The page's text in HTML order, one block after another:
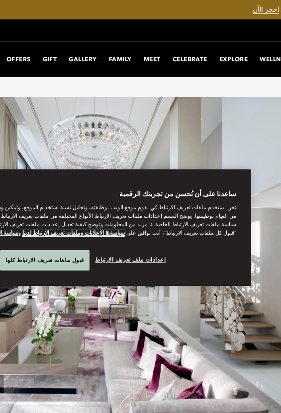
احجز الآن
EXPLORE
CELEBRATE
MEET
FAMILY
GALLERY
GIFT
OFFERS
ساعدنا على أن نُحسن من تجربتك الرقمية
نحن نستخدم ملفات تعريف الارتباط كي يقوم موقع الويب بوظيفته، وتحليل نسبة استخدام الموقع، وتمكين
من القيام بوظيفتها. يوضح القسم إعدادات ملفات تعريف الارتباط الأنواع المختلفة من ملفات تعريف
سياسة ملفات تعريف الارتباط الخاصة بنا مزيد من المعلومات وتوضح كيفية تعديل إعدادات ملفات تعريف
“قبول كل ملفات تعريف الارتباط”، أنت توافق على سياسة& الإعلانات وملفات تعريف الارتباط لدينا وسياسة
إعدادات ملف تعريف الارتباط قبول ملفات تعريف الارتباط كلها